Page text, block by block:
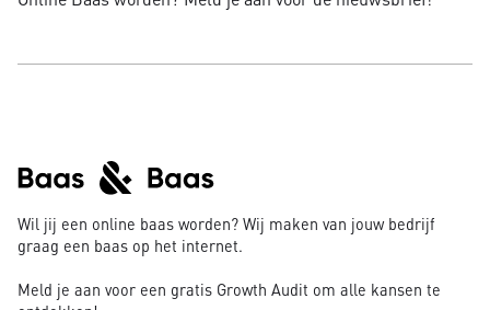
Wil jij een online baas worden? Wij maken van jouw bedrijf
graag een baas op het internet.
Meld je aan voor een gratis Growth Audit om alle kansen te